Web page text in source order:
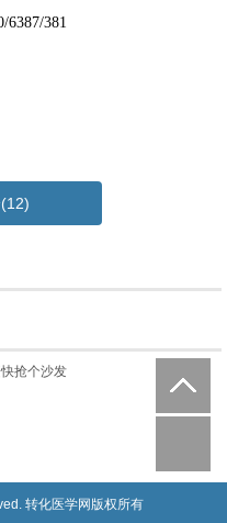
6387/381
12)
抢个沙发
转化医学网版权所有